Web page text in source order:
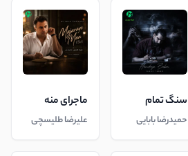
سنگ تمام
حمیدرضا بابایی
ماجرای منه
علیرضا طلیسچی